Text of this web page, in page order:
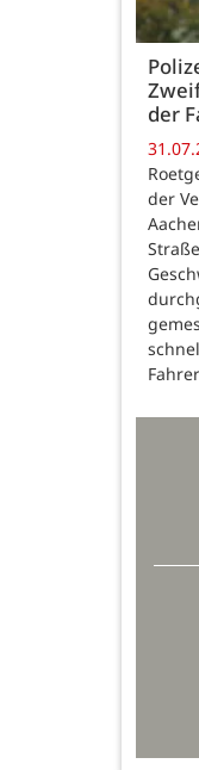
der
der